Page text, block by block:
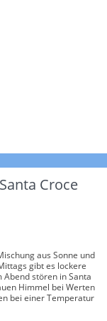
Croce
aus Sonne und
gibt es lockere
Abend stören in Santa
Himmel bei Werten
bei einer Temperatur